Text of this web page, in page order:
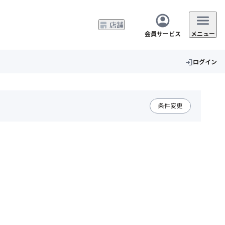
店舗
会員サービス メニュー
loginログイン
条件変更